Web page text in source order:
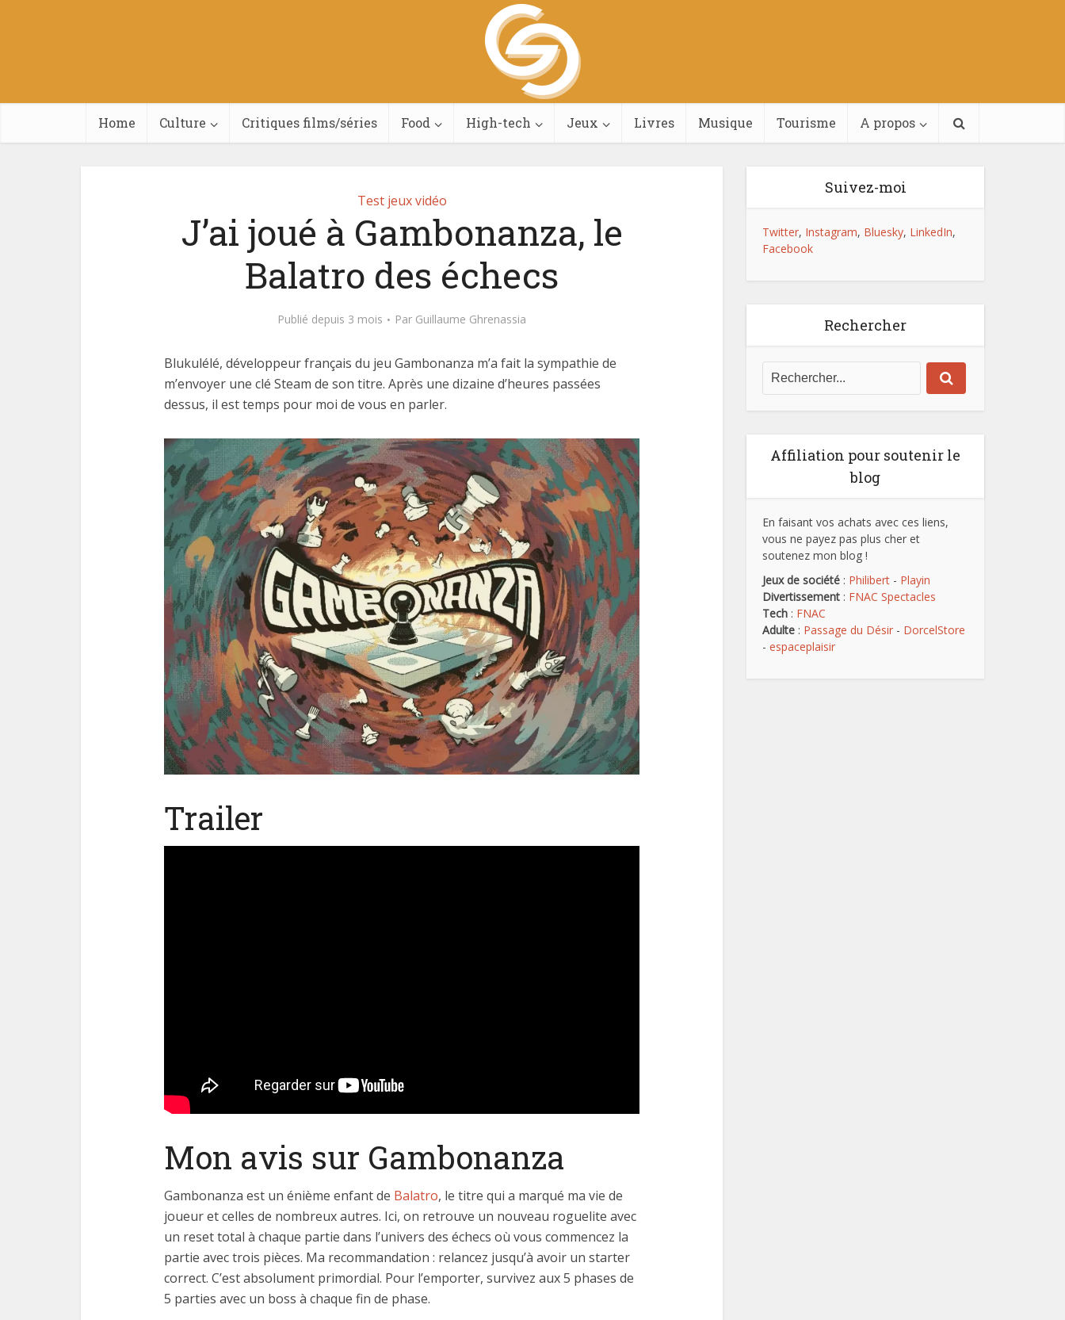
Home Culture Critiques films/séries Food High-tech Jeux Livres Musique Tourisme A propos
Test jeux vidéo
J’ai joué à Gambonanza, le
Balatro des échecs
Publié depuis 3 mois Par Guillaume Ghrenassia
Blukulélé, développeur français du jeu Gambonanza m’a fait la sympathie de
m’envoyer une clé Steam de son titre. Après une dizaine d’heures passées
dessus, il est temps pour moi de vous en parler.
Trailer
Mon avis sur Gambonanza
Gambonanza est un énième enfant de Balatro, le titre qui a marqué ma vie de
joueur et celles de nombreux autres. Ici, on retrouve un nouveau roguelite avec
un reset total à chaque partie dans l’univers des échecs où vous commencez la
partie avec trois pièces. Ma recommandation : relancez jusqu’à avoir un starter
correct. C’est absolument primordial. Pour l’emporter, survivez aux 5 phases de
5 parties avec un boss à chaque fin de phase.
Suivez-moi
Twitter, Instagram, Bluesky, LinkedIn,
Facebook
Rechercher
Affiliation pour soutenir le
blog
En faisant vos achats avec ces liens,
vous ne payez pas plus cher et
soutenez mon blog !
Jeux de société : Philibert - Playin
Divertissement : FNAC Spectacles
Tech : FNAC
Adulte : Passage du Désir - DorcelStore
- espaceplaisir